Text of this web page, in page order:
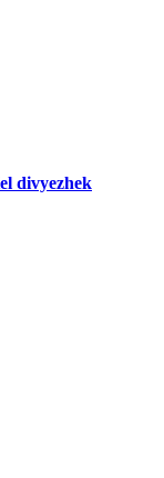
divyezhek